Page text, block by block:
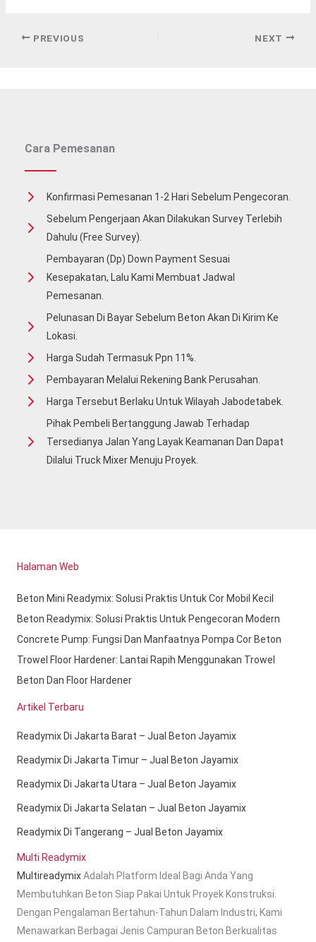
PREVIOUS NEXT
Cara Pemesanan
Konfirmasi Pemesanan 1-2 Hari Sebelum Pengecoran.
Sebelum Pengerjaan Akan Dilakukan Survey Terlebih
Dahulu (free Survey).
Pembayaran (Dp) Down Payment Sesuai
Kesepakatan, Lalu Kami Membuat Jadwal
Pemesanan.
Pelunasan Di Bayar Sebelum Beton Akan Di Kirim Ke
Lokasi.
Harga Sudah Termasuk Ppn 11%.
Pembayaran Melalui Rekening Bank Perusahan.
Harga Tersebut Berlaku Untuk Wilayah Jabodetabek.
Pihak Pembeli Bertanggung Jawab Terhadap
Tersedianya Jalan Yang Layak Keamanan Dan Dapat
Dilalui Truck Mixer Menuju Proyek.
Halaman Web
Beton Mini Readymix: Solusi Praktis Untuk Cor Mobil Kecil
Beton Readymix: Solusi Praktis Untuk Pengecoran Modern
Concrete Pump: Fungsi Dan Manfaatnya Pompa Cor Beton
Trowel Floor Hardener: Lantai Rapih Menggunakan Trowel
Beton Dan Floor Hardener
Artikel Terbaru
Readymix Di Jakarta Barat – Jual Beton Jayamix
Readymix Di Jakarta Timur – Jual Beton Jayamix
Readymix Di Jakarta Utara – Jual Beton Jayamix
Readymix Di Jakarta Selatan – Jual Beton Jayamix
Readymix Di Tangerang – Jual Beton Jayamix
Multi Readymix
MultireadymixAdalah Platform Ideal Bagi Anda Yang
Membutuhkan Beton Siap Pakai Untuk Proyek Konstruksi.
Dengan Pengalaman Bertahun-Tahun Dalam Industri, Kami
Menawarkan Berbagai Jenis Campuran Beton Berkualitas